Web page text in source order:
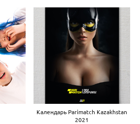
Календарь Parimatch Kazakhstan
2021